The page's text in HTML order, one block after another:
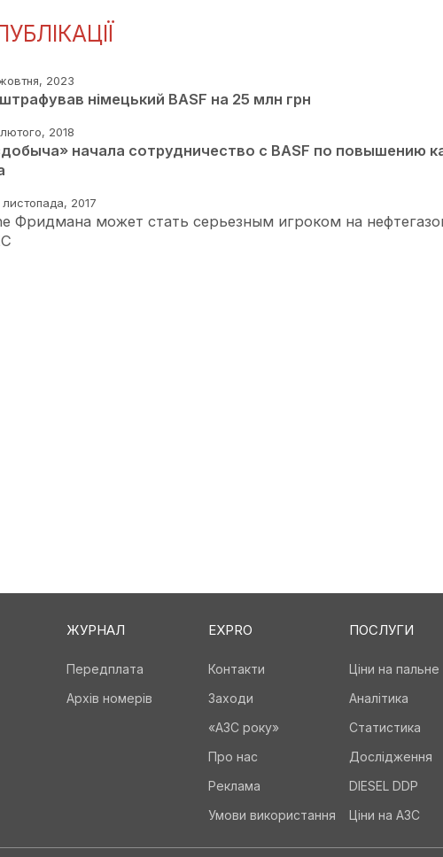
2023
німецький BASF на 25 млн грн
2018
начала сотрудничество с BASF по повышению
2017
Фридмана может стать серьезным игроком на
ЖУРНАЛ
Передплата
Архів номерів
EXPRO
Контакти
Заходи
«АЗС року»
Про нас
Реклама
Умови використання
ПОСЛУГИ
Ціни на пальне
Аналітика
Статистика
Дослідження
DIESEL DDP
Ціни на АЗС